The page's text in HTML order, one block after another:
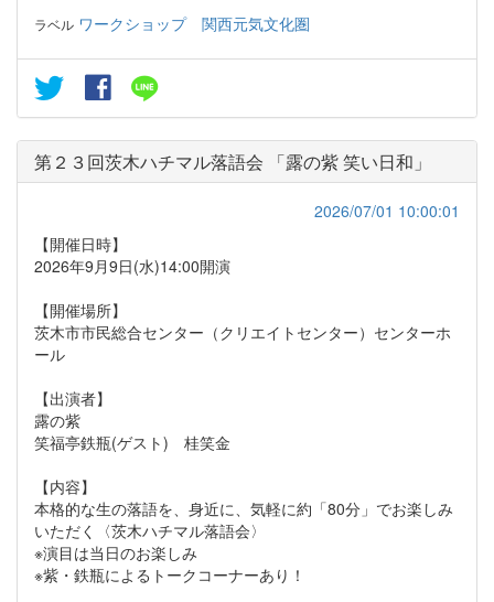
ラベル ワークショップ 関西元気文化圏
第２３回茨木ハチマル落語会 「露の紫 笑い日和」
2026/07/01 10:00:01
【開催日時】
2026年9月9日(水)14:00開演
【開催場所】
茨木市市民総合センター（クリエイトセンター）センターホ
ール
【出演者】
露の紫
笑福亭鉄瓶(ゲスト) 桂笑金
【内容】
本格的な生の落語を、身近に、気軽に約「80分」でお楽しみ
いただく〈茨木ハチマル落語会〉
※演目は当日のお楽しみ
※紫・鉄瓶によるトークコーナーあり！